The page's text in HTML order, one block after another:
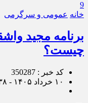
9
خانه عمومی و سرگرمی
برنامه مجید
چیست؟
کد خبر : 350287
۱۰ خرداد ۱۴۰۵ - ۱۸:۳۸